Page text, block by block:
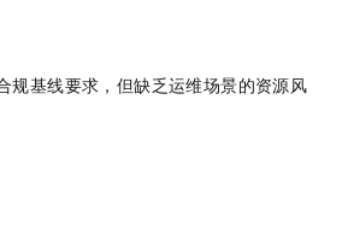
规基线要求，但缺乏运维场景的资源风